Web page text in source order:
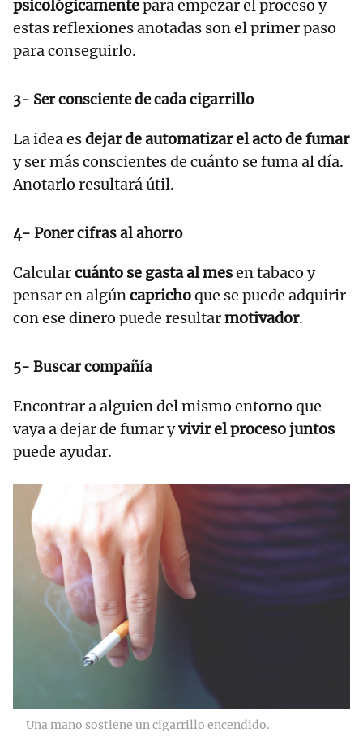
psicológicamentepara empezar el proceso y
estas reflexiones anotadas son el primer paso
para conseguirlo.
3- Ser consciente de cada cigarrillo
La idea esdejar de automatizar el acto de fumar
y ser más conscientes de cuánto se fuma al día.
Anotarlo resultará útil.
4- Poner cifras al ahorro
Calcularcuánto se gasta al mesen tabaco y
pensar en algúncaprichoque se puede adquirir
con ese dinero puede resultarmotivador.
5- Buscar compañía
Encontrar a alguien del mismo entorno que
vaya a dejar de fumar yvivir el proceso juntos
puede ayudar.
Una mano sostiene un cigarrillo encendido.